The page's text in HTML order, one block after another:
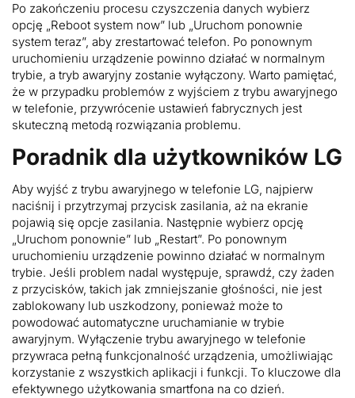
Po zakończeniu procesu czyszczenia danych wybierz
opcję „Reboot system now” lub „Uruchom ponownie
system teraz”, aby zrestartować telefon. Po ponownym
uruchomieniu urządzenie powinno działać w normalnym
trybie, a tryb awaryjny zostanie wyłączony. Warto pamiętać,
że w przypadku problemów z wyjściem z trybu awaryjnego
w telefonie, przywrócenie ustawień fabrycznych jest
skuteczną metodą rozwiązania problemu.
Poradnik dla użytkowników LG
Aby wyjść z trybu awaryjnego w telefonie LG, najpierw
naciśnij i przytrzymaj przycisk zasilania, aż na ekranie
pojawią się opcje zasilania. Następnie wybierz opcję
„Uruchom ponownie” lub „Restart”. Po ponownym
uruchomieniu urządzenie powinno działać w normalnym
trybie. Jeśli problem nadal występuje, sprawdź, czy żaden
z przycisków, takich jak zmniejszanie głośności, nie jest
zablokowany lub uszkodzony, ponieważ może to
powodować automatyczne uruchamianie w trybie
awaryjnym. Wyłączenie trybu awaryjnego w telefonie
przywraca pełną funkcjonalność urządzenia, umożliwiając
korzystanie z wszystkich aplikacji i funkcji. To kluczowe dla
efektywnego użytkowania smartfona na co dzień.